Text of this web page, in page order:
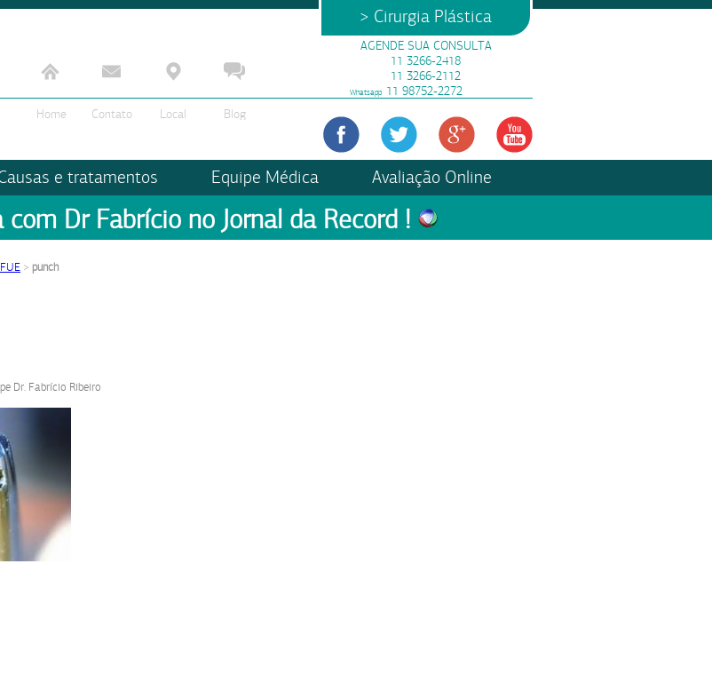
> Cirurgia Plástica
Home Contato Local Blog
AGENDE SUA CONSULTA
11 3266-2418
11 3266-2112
Whatsapp 11 98752-2272
e tratamentos Equipe Médica Avaliação Online
Dr Fabrício no Jornal da Record !
> punch
Dr. Fabrício Ribeiro